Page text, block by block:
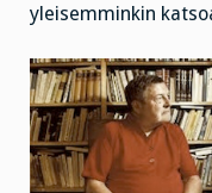
yleisemminkin